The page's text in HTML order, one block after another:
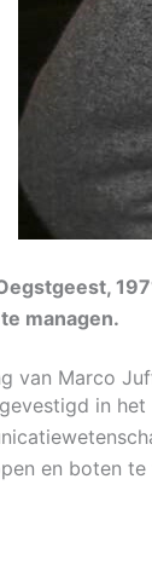
managen.
van Marco
in
en boten